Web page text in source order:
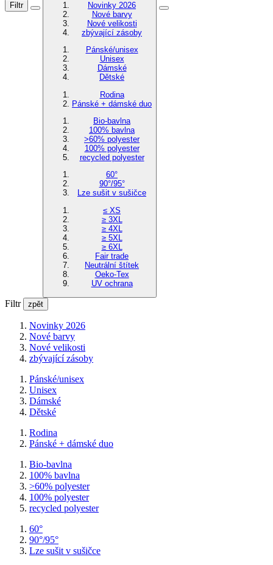
Filtr
Novinky 2026
Nové barvy
Nové velikosti
zbývající zásoby
Pánské/unisex
Unisex
Dámské
Dětské
Rodina
Pánské + dámské duo
Bio-bavlna
100% bavlna
>60% polyester
100% polyester
recycled polyester
60°
90°/95°
Lze sušit v sušičce
≤ XS
≥ 3XL
≥ 4XL
≥ 5XL
≥ 6XL
Fair trade
Neutrální štítek
Oeko-Tex
UV ochrana
Filtr zpět
Novinky 2026
Nové barvy
Nové velikosti
zbývající zásoby
Pánské/unisex
Unisex
Dámské
Dětské
Rodina
Pánské + dámské duo
Bio-bavlna
100% bavlna
>60% polyester
100% polyester
recycled polyester
60°
90°/95°
Lze sušit v sušičce